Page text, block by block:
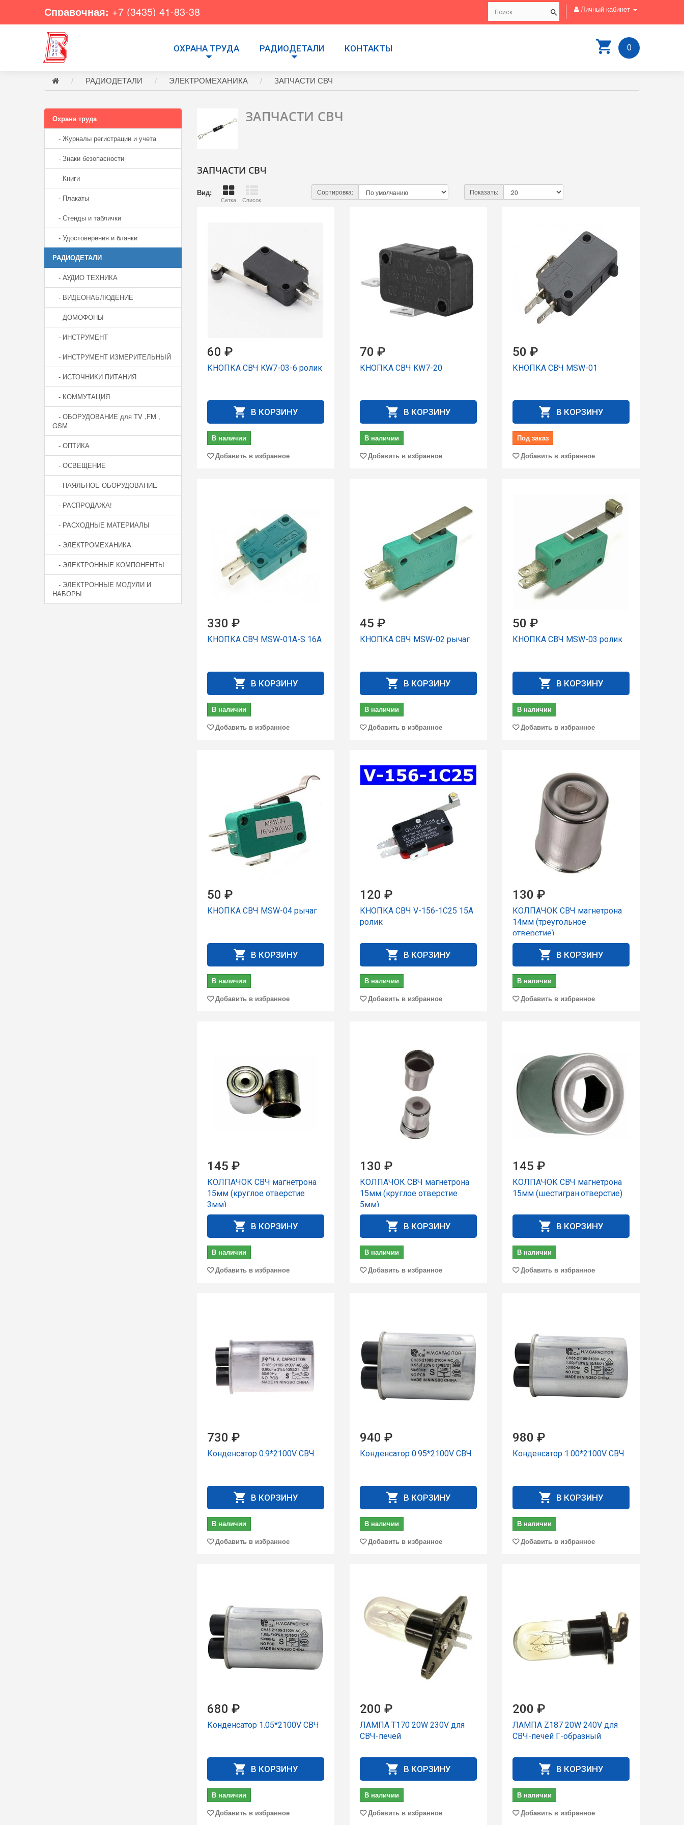
Справочная: +7 (3435) 41-83-38 Личный кабинет
0
ОХРАНА ТРУДА РАДИОДЕТАЛИ КОНТАКТЫ
РАДИОДЕТАЛИ ЭЛЕКТРОМЕХАНИКА ЗАПЧАСТИ СВЧ
Охрана труда
- Журналы регистрации и учета
- Знаки безопасности
- Книги
- Плакаты
- Стенды и таблички
- Удостоверения и бланки
РАДИОДЕТАЛИ
- АУДИО ТЕХНИКА
- ВИДЕОНАБЛЮДЕНИЕ
- ДОМОФОНЫ
- ИНСТРУМЕНТ
- ИНСТРУМЕНТ ИЗМЕРИТЕЛЬНЫЙ
- ИСТОЧНИКИ ПИТАНИЯ
- КОММУТАЦИЯ
- ОБОРУДОВАНИЕ для TV ,FM ,
GSM
- ОПТИКА
- ОСВЕЩЕНИЕ
- ПАЯЛЬНОЕ ОБОРУДОВАНИЕ
- РАСПРОДАЖА!
- РАСХОДНЫЕ МАТЕРИАЛЫ
- ЭЛЕКТРОМЕХАНИКА
- ЭЛЕКТРОННЫЕ КОМПОНЕНТЫ
- ЭЛЕКТРОННЫЕ МОДУЛИ И
НАБОРЫ
ЗАПЧАСТИ СВЧ
ЗАПЧАСТИ СВЧ
Вид:
Сетка Список
Сортировка: Показать:
60 ₽
КНОПКА СВЧ KW7-03-6 pолик
В КОРЗИНУ
В наличии
Добавить в избранное
70 ₽
КНОПКА СВЧ KW7-20
В КОРЗИНУ
В наличии
Добавить в избранное
50 ₽
КНОПКА СВЧ MSW-01
В КОРЗИНУ
Под заказ
Добавить в избранное
330 ₽
КНОПКА СВЧ MSW-01A-S 16А
В КОРЗИНУ
В наличии
Добавить в избранное
45 ₽
КНОПКА СВЧ MSW-02 рычаг
В КОРЗИНУ
В наличии
Добавить в избранное
50 ₽
КНОПКА СВЧ MSW-03 ролик
В КОРЗИНУ
В наличии
Добавить в избранное
50 ₽
КНОПКА СВЧ MSW-04 рычаг
В КОРЗИНУ
В наличии
Добавить в избранное
120 ₽
КНОПКА СВЧ V-156-1C25 15А
ролик
В КОРЗИНУ
В наличии
Добавить в избранное
130 ₽
КОЛПАЧОК СВЧ магнетрона
14мм (треугольное
отверстие)
В КОРЗИНУ
В наличии
Добавить в избранное
145 ₽
КОЛПАЧОК СВЧ магнетрона
15мм (круглое отверстие
3мм)
В КОРЗИНУ
В наличии
Добавить в избранное
130 ₽
КОЛПАЧОК СВЧ магнетрона
15мм (круглое отверстие
5мм)
В КОРЗИНУ
В наличии
Добавить в избранное
145 ₽
КОЛПАЧОК СВЧ магнетрона
15мм (шестигран.отверстие)
В КОРЗИНУ
В наличии
Добавить в избранное
730 ₽
Конденсатор 0.9*2100V СВЧ
В КОРЗИНУ
В наличии
Добавить в избранное
940 ₽
Конденсатор 0.95*2100V СВЧ
В КОРЗИНУ
В наличии
Добавить в избранное
980 ₽
Конденсатор 1.00*2100V СВЧ
В КОРЗИНУ
В наличии
Добавить в избранное
680 ₽
Конденсатор 1.05*2100V СВЧ
В КОРЗИНУ
В наличии
Добавить в избранное
200 ₽
ЛАМПА T170 20W 230V для
СВЧ-печей
В КОРЗИНУ
В наличии
Добавить в избранное
200 ₽
ЛАМПА Z187 20W 240V для
СВЧ-печей Г-образный
В КОРЗИНУ
В наличии
Добавить в избранное